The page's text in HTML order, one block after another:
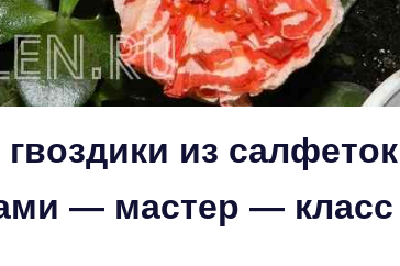
гвоздики из салфеток
— мастер — класс